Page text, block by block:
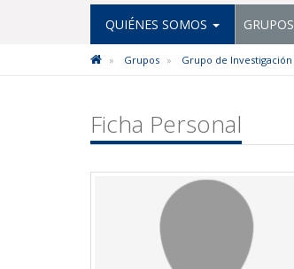
QUIÉNES SOMOS GRUPOS
Grupos Grupo de Investigación
Ficha Personal